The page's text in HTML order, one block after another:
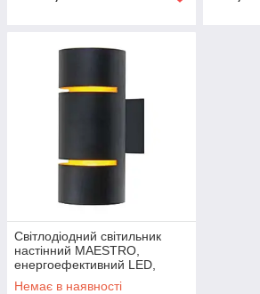
Світлодіодний світильник
настінний MAESTRO,
енергоефективний LED,
колірна температура 4200K
Немає в наявності